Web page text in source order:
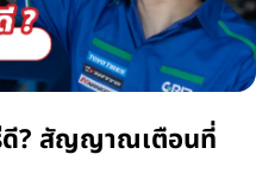
ดี? สัญญาณเตือนที่